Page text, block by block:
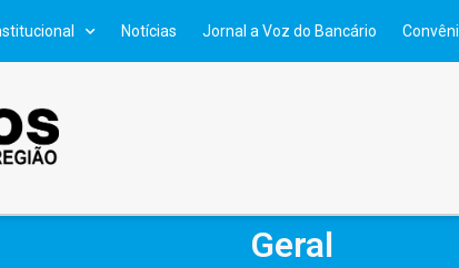
Notícias Jornal a Voz do Bancário
Geral